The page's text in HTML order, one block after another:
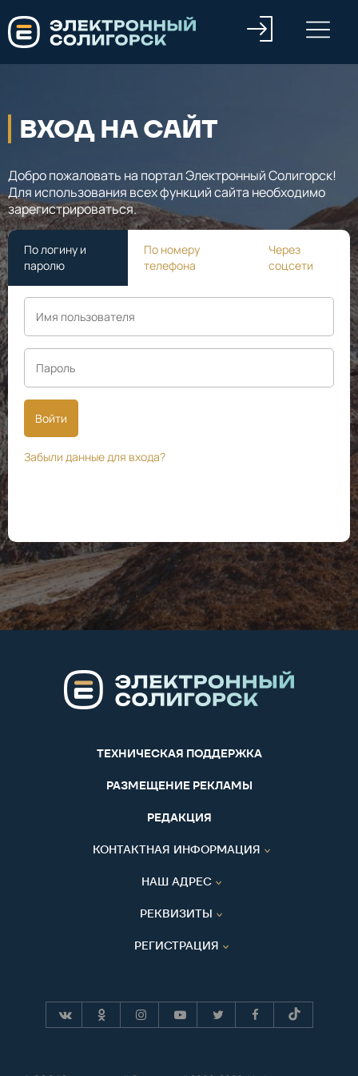
ВХОД НА САЙТ
Добро пожаловать на портал Электронный Солигорск!
Для использования всех функций сайта необходимо
зарегистрироваться.
По логину и
паролю
По номеру
телефона
Через
соцсети
Войти
Забыли данные для входа?
ТЕХНИЧЕСКАЯ ПОДДЕРЖКА
РАЗМЕЩЕНИЕ РЕКЛАМЫ
РЕДАКЦИЯ
КОНТАКТНАЯ ИНФОРМАЦИЯ
НАШ АДРЕС
РЕКВИЗИТЫ
РЕГИСТРАЦИЯ